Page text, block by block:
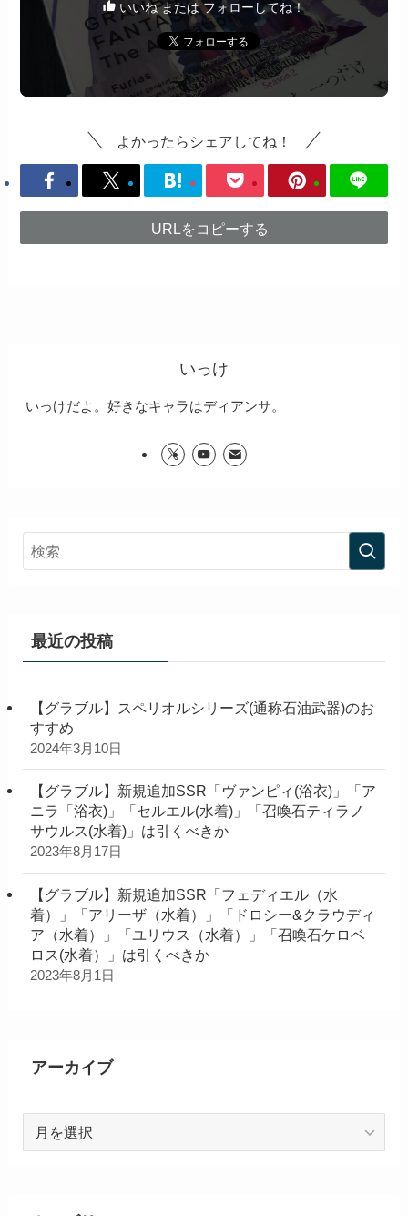
いいね または フォローしてね！
よかったらシェアしてね！
URLをコピーする
いっけ
いっけだよ。好きなキャラはディアンサ。
最近の投稿
【グラブル】スペリオルシリーズ(通称石油武器)のお
すすめ
2024年3月10日
【グラブル】新規追加SSR「ヴァンピィ(浴衣)」「ア
ニラ「浴衣)」「セルエル(水着)」「召喚石ティラノ
サウルス(水着)」は引くべきか
2023年8月17日
【グラブル】新規追加SSR「フェディエル（水
着）」「アリーザ（水着）」「ドロシー&クラウディ
ア（水着）」「ユリウス（水着）」「召喚石ケロベ
ロス(水着）」は引くべきか
2023年8月1日
アーカイブ